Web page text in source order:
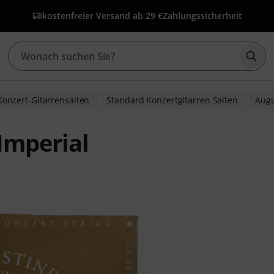
kostenfreier Versand ab 29 €Zahlungssicherheit
Gitarrensaiten Standard Konzertgitarren Saiten